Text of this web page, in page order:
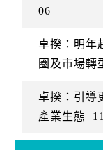
06
卓揆：明年
圈及市場轉
卓揆：引導
產業生態